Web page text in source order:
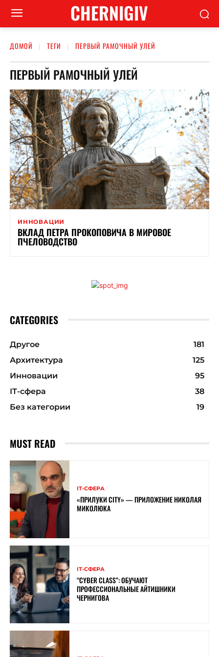
CHERNIGIV
ДОМОЙ ТЕГИ ПЕРВЫЙ РАМОЧНЫЙ УЛЕЙ
ПЕРВЫЙ РАМОЧНЫЙ УЛЕЙ
ИННОВАЦИИ
ВКЛАД ПЕТРА ПРОКОПОВИЧА В МИРОВОЕ
ПЧЕЛОВОДСТВО
CATEGORIES
Другое
181
Архитектура
125
Инновации
95
ІТ-сфера
38
Без категории
19
MUST READ
ІТ-СФЕРА
«ПРИЛУКИ CITY» — ПРИЛОЖЕНИЕ НИКОЛАЯ
МИКОЛЮКА
ІТ-СФЕРА
“CYBER ​​CLASS”: ОБУЧАЮТ
ПРОФЕССИОНАЛЬНЫЕ АЙТИШНИКИ
ЧЕРНИГОВА